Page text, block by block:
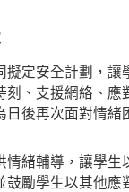
擬定安全計劃，讓
刻、支援網絡、應
日後再次面對情緒
情緒輔導，讓學生
鼓勵學生以其他應